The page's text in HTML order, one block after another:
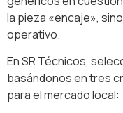
la pieza «encaje»,
operativo.
En SR Técnicos,
basándonos en tres
para el mercado local: